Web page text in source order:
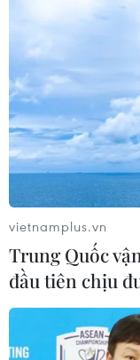
vietnamplus.vn
Trung Quốc
đầu tiên chịu